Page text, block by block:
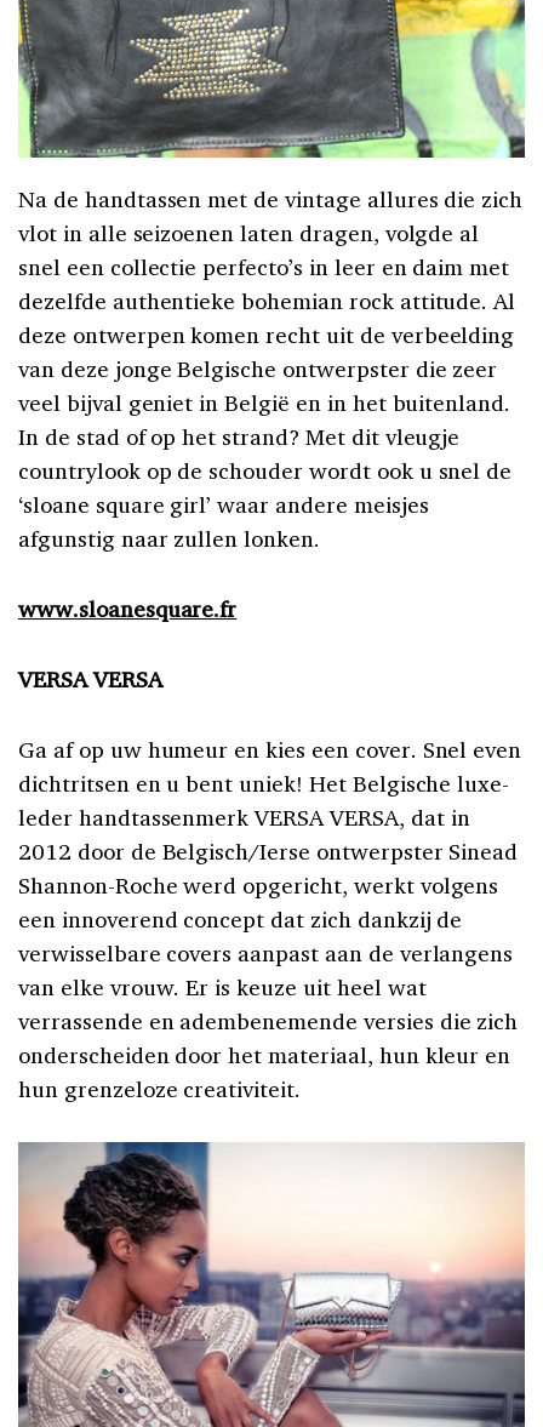
Na de handtassen met de vintage allures die zich
vlot in alle seizoenen laten dragen, volgde al
snel een collectie perfecto’s in leer en daim met
dezelfde authentieke bohemian rock attitude. Al
deze ontwerpen komen recht uit de verbeelding
van deze jonge Belgische ontwerpster die zeer
veel bijval geniet in België en in het buitenland.
In de stad of op het strand? Met dit vleugje
countrylook op de schouder wordt ook u snel de
‘sloane square girl’ waar andere meisjes
afgunstig naar zullen lonken.
www.sloanesquare.fr
VERSA VERSA
Ga af op uw humeur en kies een cover. Snel even
dichtritsen en u bent uniek! Het Belgische luxe-
leder handtassenmerk VERSA VERSA, dat in
2012 door de Belgisch/Ierse ontwerpster Sinead
Shannon-Roche werd opgericht, werkt volgens
een innoverend concept dat zich dankzij de
verwisselbare covers aanpast aan de verlangens
van elke vrouw. Er is keuze uit heel wat
verrassende en adembenemende versies die zich
onderscheiden door het materiaal, hun kleur en
hun grenzeloze creativiteit.